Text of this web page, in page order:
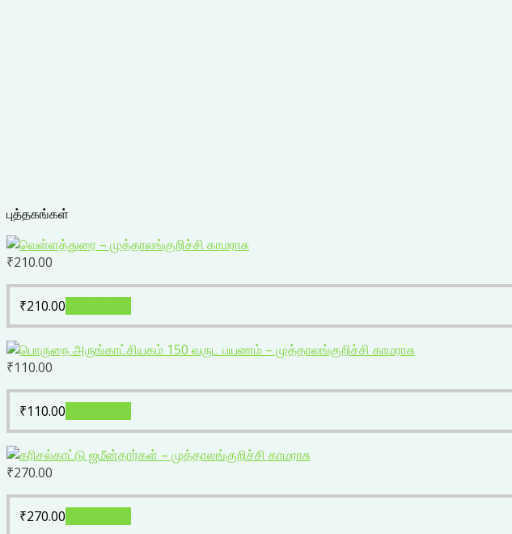
புத்தகங்கள்
₹210.00
₹210.00
₹110.00
₹110.00
₹270.00
₹270.00